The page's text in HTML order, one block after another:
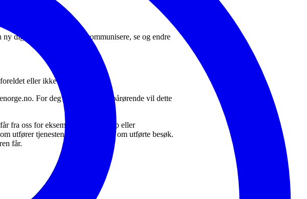
digital løsning kan du kommunisere, se og endre
eller ikke oppdatert.
For deg som bruker og pårørende vil dette
fra oss for eksempel hjemmehjelp eller
utfører tjenesten, samt få varsler om utførte besøk.
får.